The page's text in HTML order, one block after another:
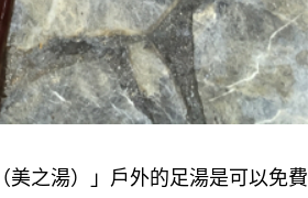
之湯）」戶外的足湯是可以免費